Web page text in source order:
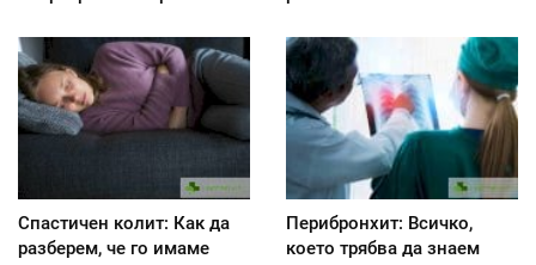
Спастичен колит: Как да
разберем, че го имаме
Перибронхит: Всичко,
което трябва да знаем